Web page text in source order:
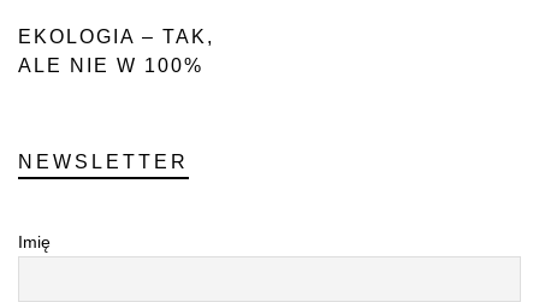
EKOLOGIA – TAK,
ALE NIE W 100%
NEWSLETTER
Imię